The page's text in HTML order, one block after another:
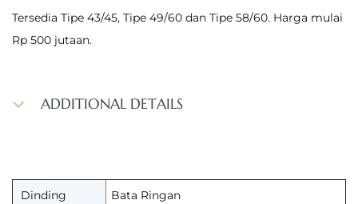
Tersedia Tipe 43/45, Tipe 49/60 dan Tipe 58/60. Harga mulai
Rp 500 jutaan.
ADDITIONAL DETAILS
Dinding Bata Ringan